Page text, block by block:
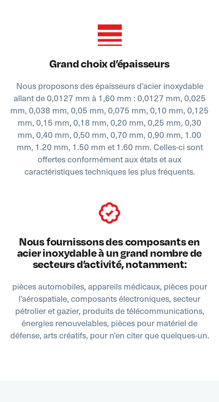
Grand choix d’épaisseurs
Nous proposons des épaisseurs d’acier inoxydable
allant de 0,0127 mm à 1,60 mm : 0,0127 mm, 0,025
mm, 0,038 mm, 0,05 mm, 0,075 mm, 0,10 mm, 0,125
mm, 0,15 mm, 0,18 mm, 0,20 mm, 0,25 mm, 0,30
mm, 0,40 mm, 0,50 mm, 0,70 mm, 0,90 mm, 1.00
mm, 1.20 mm, 1.50 mm et 1.60 mm. Celles-ci sont
offertes conformément aux états et aux
caractéristiques techniques les plus fréquents.
Nous fournissons des composants en
acier inoxydable à un grand nombre de
secteurs d’activité, notamment:
pièces automobiles, appareils médicaux, pièces pour
l’aérospatiale, composants électroniques, secteur
pétrolier et gazier, produits de télécommunications,
énergies renouvelables, pièces pour matériel de
défense, arts créatifs, pour n’en citer que quelques-un.